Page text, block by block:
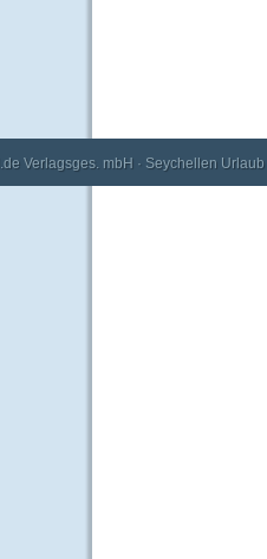
Verlagsges. mbH · Seychellen Urlaub